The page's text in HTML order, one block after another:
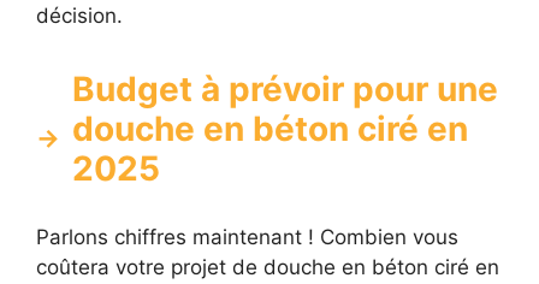
décision.
Budget à prévoir pour une
douche en béton ciré en
2025
Parlons chiffres maintenant ! Combien vous
coûtera votre projet de douche en béton ciré en